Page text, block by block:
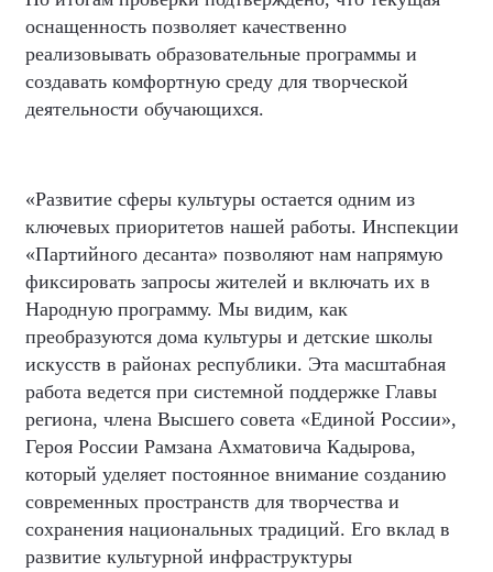
оснащенность позволяет качественно
реализовывать образовательные программы и
создавать комфортную среду для творческой
деятельности обучающихся.
«Развитие сферы культуры остается одним из
ключевых приоритетов нашей работы. Инспекции
«Партийного десанта» позволяют нам напрямую
фиксировать запросы жителей и включать их в
Народную программу. Мы видим, как
преобразуются дома культуры и детские школы
искусств в районах республики. Эта масштабная
работа ведется при системной поддержке Главы
региона, члена Высшего совета «Единой России»,
Героя России Рамзана Ахматовича Кадырова,
который уделяет постоянное внимание созданию
современных пространств для творчества и
сохранения национальных традиций. Его вклад в
развитие культурной инфраструктуры